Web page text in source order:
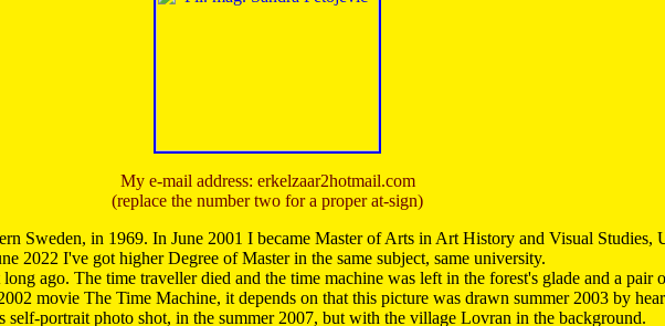
My e-mail address: erkelzaar2hotmail.com
(replace the number two for a proper at-sign)
Sweden, in 1969. In June 2001 I became Master of Arts in Art History and Visual
2022 I've got higher Degree of Master in the same subject, same university.
ago. The time traveller died and the time machine was left in the forest's glade and a pair
movie The Time Machine, it depends on that this picture was drawn summer 2003 by
self-portrait photo shot, in the summer 2007, but with the village Lovran in the background.